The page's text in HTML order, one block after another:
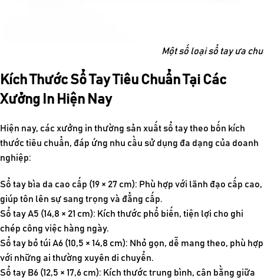
Một số loại sổ tay ưa
Kích Thước Sổ Tay Tiêu Chuẩn Tại Các
Xưởng In Hiện Nay
Hiện nay, các xưởng in thường sản xuất sổ tay theo bốn kích
thước tiêu chuẩn, đáp ứng nhu cầu sử dụng đa dạng của doanh
nghiệp:
Sổ tay bìa da cao cấp (19 × 27 cm): Phù hợp với lãnh đạo cấp cao,
giúp tôn lên sự sang trọng và đẳng cấp.
Sổ tay A5 (14,8 × 21 cm): Kích thước phổ biến, tiện lợi cho ghi
chép công việc hàng ngày.
Sổ tay bỏ túi A6 (10,5 × 14,8 cm): Nhỏ gọn, dễ mang theo, phù hợp
với những ai thường xuyên di chuyển.
Sổ tay B6 (12,5 × 17,6 cm): Kích thước trung bình, cân bằng giữa